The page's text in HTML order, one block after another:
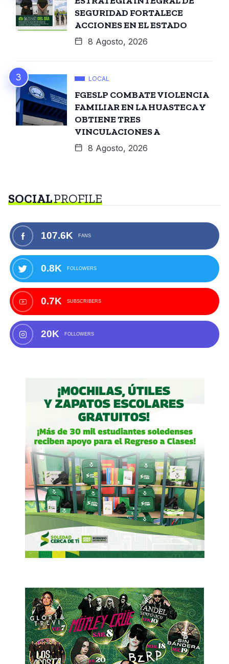
SEGURIDAD FORTALECE
ACCIONES EN EL ESTADO
8 Agosto, 2026
LOCAL
FGESLP COMBATE VIOLENCIA
FAMILIAR EN LA HUASTECA Y
OBTIENE TRES
VINCULACIONES A
8 Agosto, 2026
SOCIALPROFILE
107.6K FANS
0.8K FOLLOWERS
0.7K SUBSCRIBERS
20K FOLLOWERS